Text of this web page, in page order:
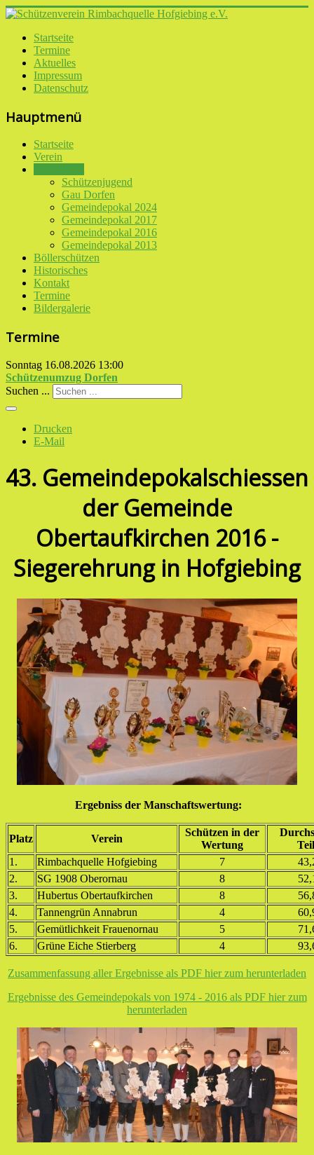
Startseite
Termine
Aktuelles
Impressum
Datenschutz
Hauptmenü
Startseite
Verein
Schützenjugend
Gau Dorfen
Gemeindepokal 2024
Gemeindepokal 2017
Gemeindepokal 2016
Gemeindepokal 2013
Böllerschützen
Historisches
Kontakt
Termine
Bildergalerie
Termine
Sonntag 16.08.2026 13:00
Schützenumzug Dorfen
Suchen ...
Drucken
E-Mail
43. Gemeindepokalschiessen
der Gemeinde
Obertaufkirchen 2016 -
Siegerehrung in Hofgiebing
Ergebniss der Manschaftswertung:
Platz Verein
Schützen in der
Wertung
1.
Rimbachquelle Hofgiebing 7
2.
SG 1908 Oberornau 8
3.
Hubertus Obertaufkirchen 8
4.
Tannengrün Annabrun 4
5.
Gemütlichkeit Frauenornau 5
6.
Grüne Eiche Stierberg 4
Zusammenfassung aller Ergebnisse als PDF hier zum herunterladen
Ergebnisse des Gemeindepokals von 1974 - 2016 als PDF hier zum
herunterladen